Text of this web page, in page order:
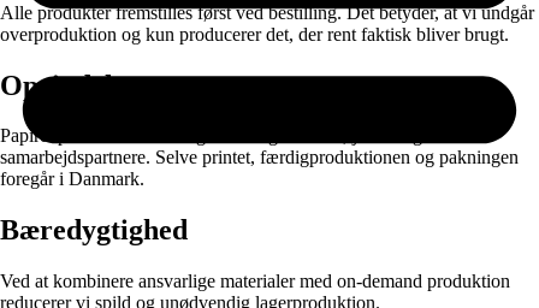
Alle produkter fremstilles først ved bestilling. Det betyder, at vi undgår
overproduktion og kun producerer det, der rent faktisk bliver brugt.
Oprindelse
Papiret produceres i EU og leveres gennem nøje udvalgte
samarbejdspartnere. Selve printet, færdigproduktionen og pakningen
foregår i Danmark.
Bæredygtighed
Ved at kombinere ansvarlige materialer med on-demand produktion
reducerer vi spild og unødvendig lagerproduktion.